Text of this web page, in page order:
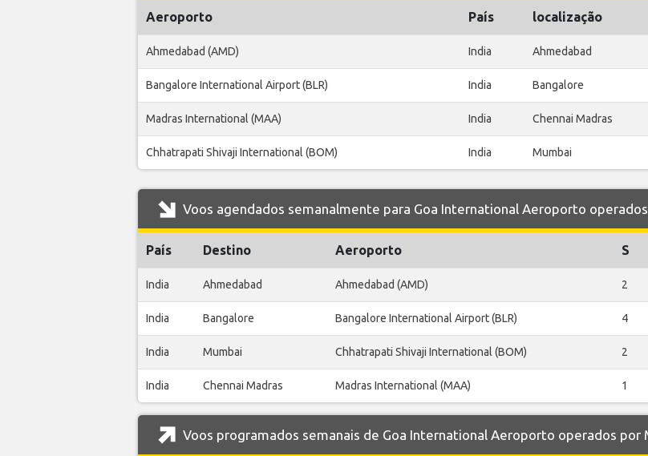
Aeroporto País localização
Ahmedabad (AMD) India Ahmedabad
Bangalore International Airport (BLR) India Bangalore
Madras International (MAA) India Chennai Madras
Chhatrapati Shivaji International (BOM) India Mumbai
Voos agendados semanalmente para Goa International Aeroporto
País Destino Aeroporto S
India Ahmedabad Ahmedabad (AMD) 2
India Bangalore Bangalore International Airport (BLR) 4
India Mumbai Chhatrapati Shivaji International (BOM) 2
India Chennai Madras Madras International (MAA) 1
Voos programados semanais de Goa International Aeroporto operados por